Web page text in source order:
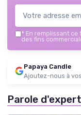
* En remplissant ce
des fins
Papaya Candle
Ajoutez-nous à
Parole